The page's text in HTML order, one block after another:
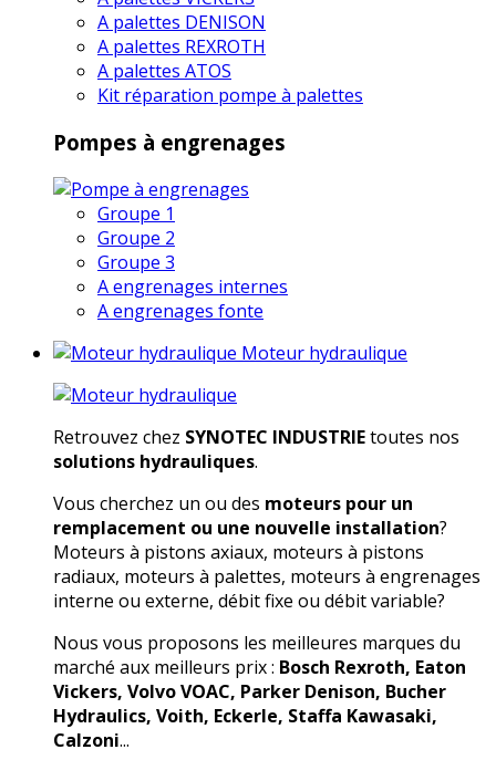
A palettes DENISON
A palettes REXROTH
A palettes ATOS
Kit réparation pompe à palettes
Pompes à engrenages
Groupe 1
Groupe 2
Groupe 3
A engrenages internes
A engrenages fonte
Moteur hydraulique
Retrouvez chez SYNOTEC INDUSTRIEtoutes nos
solutions hydrauliques.
Vous cherchez un ou des moteurs pour un
remplacement ou une nouvelle installation?
Moteurs à pistons axiaux, moteurs à pistons
radiaux, moteurs à palettes, moteurs à engrenages
interne ou externe, débit fixe ou débit variable?
Nous vous proposons les meilleures marques du
marché aux meilleurs prix : Bosch Rexroth, Eaton
Vickers, Volvo VOAC, Parker Denison, Bucher
Hydraulics, Voith, Eckerle, Staffa Kawasaki,
Calzoni...